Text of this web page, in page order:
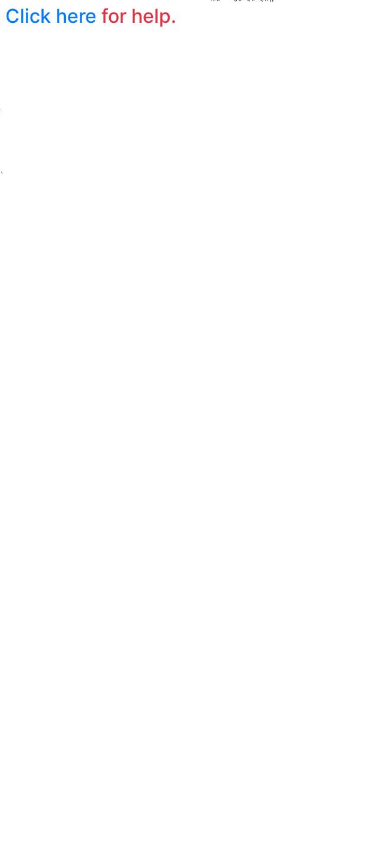
Click here for help.